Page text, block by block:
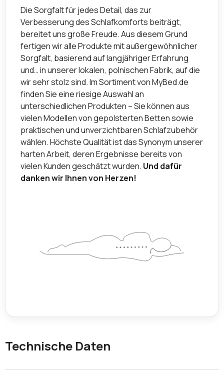
Die Sorgfalt für jedes Detail, das zur
Verbesserung des Schlafkomforts beiträgt,
bereitet uns große Freude. Aus diesem Grund
fertigen wir alle Produkte mit außergewöhnlicher
Sorgfalt, basierend auf langjähriger Erfahrung
und… in unserer lokalen, polnischen Fabrik, auf die
wir sehr stolz sind. Im Sortiment von MyBed.de
finden Sie eine riesige Auswahl an
unterschiedlichen Produkten – Sie können aus
vielen Modellen von gepolsterten Betten sowie
praktischen und unverzichtbaren Schlafzubehör
wählen. Höchste Qualität ist das Synonym unserer
harten Arbeit, deren Ergebnisse bereits von
vielen Kunden geschätzt wurden. Und dafür
danken wir Ihnen von Herzen!
Technische Daten